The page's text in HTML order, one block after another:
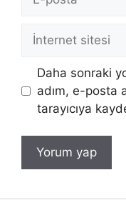
posta
İnternet
sitesi
Daha sonraki
adım, e-posta
tarayıcıya